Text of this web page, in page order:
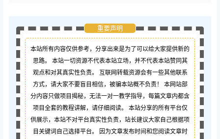
重要声明
本站所有内容仅供参考，分享出来是为了可以给大家提供新的
思路。 本站一切资源不代表本站立场，并不代表本站赞同其
观点和对其真实性负责。 互联网转载资源会有一些其他联系
方式，请大家不要盲目相信，被骗本站概不负责！ 本网站部
分内容只做项目揭秘，无法一对一教学指导，每篇文章内都含
项目全套的教程讲解，请仔细阅读。 本站分享的所有平台仅
供展示，本站不对平台真实性负责，站长建议大家自己根据项
目关键词自己选择平台。 因为文章发布时间和您阅读文章时